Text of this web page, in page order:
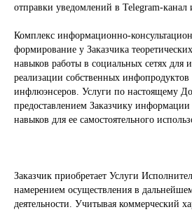
отправки уведомлений в Telegram-канал
Комплекс информационно-
формирование у Заказчика
навыков работы в социальных сетях для
реализации собственных
инфлюэнсеров. Услуги по настоящему
предоставлением Заказчику
навыков для ее самостоятельного
Заказчик приобретает Услуги
намерением осуществления в
деятельности. Учитывая коммерческий